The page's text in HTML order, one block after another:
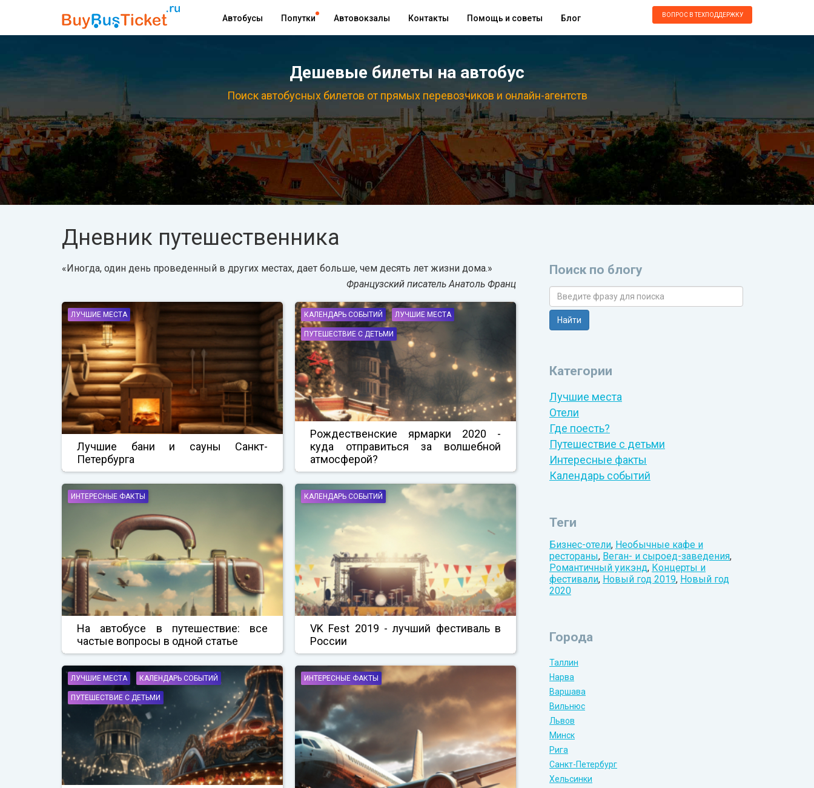
Автобусы Попутки Автовокзалы Контакты Помощь и советы Блог ВОПРОС В ТЕХПОДДЕРЖКУ
Дешевые билеты на автобус
Поиск автобусных билетов от прямых перевозчиков и онлайн-агентств
Дневник путешественника
«Иногда, один день проведенный в других местах, дает больше, чем десять лет жизни дома.»
Французский писатель Анатоль Франц
ЛУЧШИЕ МЕСТА
Лучшие бани и сауны Санкт-
Петербурга
КАЛЕНДАРЬ СОБЫТИЙ ЛУЧШИЕ МЕСТА
ПУТЕШЕСТВИЕ С ДЕТЬМИ
Рождественские ярмарки 2020 -
куда отправиться за волшебной
атмосферой?
ИНТЕРЕСНЫЕ ФАКТЫ
На автобусе в путешествие: все
частые вопросы в одной статье
КАЛЕНДАРЬ СОБЫТИЙ
VK Fest 2019 - лучший фестиваль в
России
ЛУЧШИЕ МЕСТА КАЛЕНДАРЬ СОБЫТИЙ
ПУТЕШЕСТВИЕ С ДЕТЬМИ
ИНТЕРЕСНЫЕ ФАКТЫ
Поиск по блогу
Категории
Лучшие места
Отели
Где поесть?
Путешествие с детьми
Интересные факты
Календарь событий
Теги
Бизнес-отели, Необычные кафе и
рестораны, Веган- и сыроед-заведения,
Романтичный уикэнд, Концерты и
фестивали, Новый год 2019, Новый год
2020
Города
Таллин
Нарва
Варшава
Вильнюс
Львов
Минск
Рига
Санкт-Петербург
Хельсинки